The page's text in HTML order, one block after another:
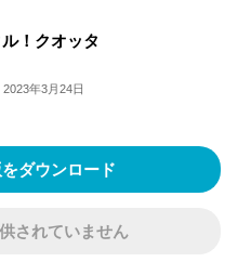
！クオッタ
2023年3月24日
ダウンロード
されていません